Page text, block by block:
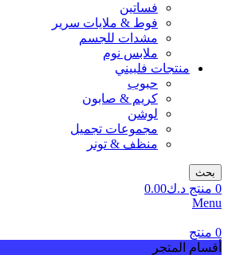
فساتين
فوط & ملايات سرير
مشدات للجسم
ملابس نوم
منتجات فلبيني
حبوب
كريم & صابون
لوشن
مجموعات تجميل
منظف & تونر
بحث
0 منتج د.ك0.00
Menu
0 منتج
أقسام المتجر